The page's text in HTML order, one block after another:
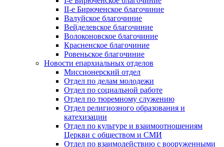
II-е Бирюченское благочиние
Валуйское благочиние
Вейделевское благочиние
Волоконовское благочиние
Красненское благочиние
Ровеньское благочиние
Новости епархиальных отделов
Миссионерский отдел
Отдел по делам молодежи
Отдел по социальной работе
Отдел по тюремному служению
Отдел религиозного образования и
катехизации
Отдел по культуре и взаимоотношениям
Церкви с обществом и СМИ
Отдел по взаимодействию с вооруженными